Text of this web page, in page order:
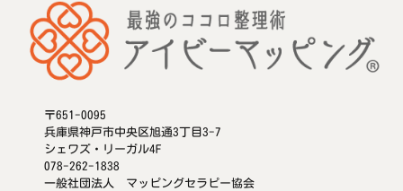
〒651-0095
兵庫県神戸市中央区旭通3丁目3-7
シェワズ・リーガル4F
078-262-1838
一般社団法人 マッピングセラピー協会